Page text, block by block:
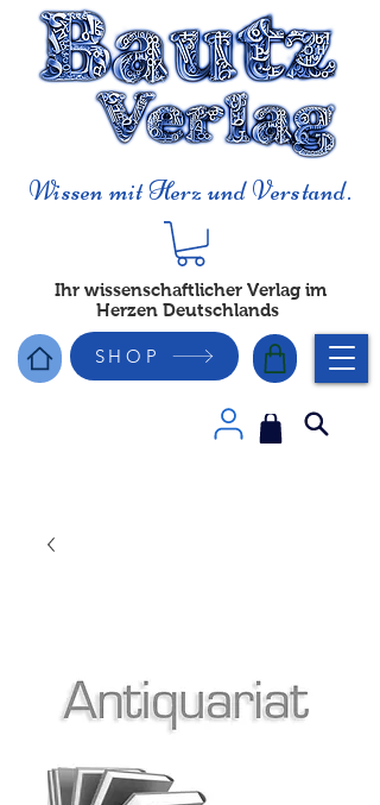
Wissen mit Herz und Verstand.
Ihr wissenschaftlicher Verlag im
Herzen Deutschlands
SHOP